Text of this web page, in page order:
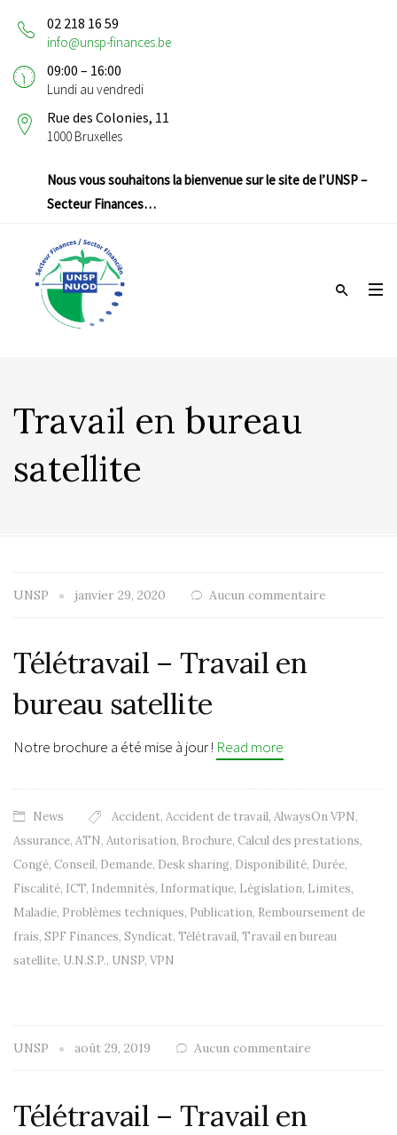
02 218 16 59
info@unsp-finances.be
09:00 – 16:00
Lundi au vendredi
Rue des Colonies, 11
1000 Bruxelles
Nous vous souhaitons la bienvenue sur le site de l’UNSP –
Secteur Finances…
Travail en bureau
satellite
UNSP janvier 29, 2020 Aucun commentaire
Télétravail – Travail en
bureau satellite
Notre brochure a été mise à jour ! Read more
News Accident, Accident de travail, AlwaysOn VPN,
Assurance, ATN, Autorisation, Brochure, Calcul des prestations,
Congé, Conseil, Demande, Desk sharing, Disponibilité, Durée,
Fiscalité, ICT, Indemnités, Informatique, Législation, Limites,
Maladie, Problèmes techniques, Publication, Remboursement de
frais, SPF Finances, Syndicat, Télétravail, Travail en bureau
satellite, U.N.S.P., UNSP, VPN
UNSP août 29, 2019 Aucun commentaire
Télétravail – Travail en